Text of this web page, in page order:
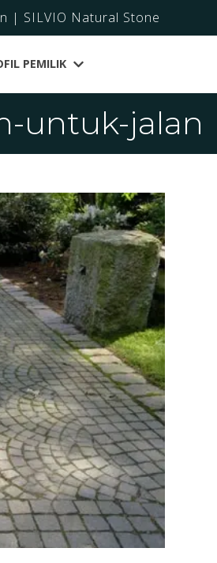
| SILVIO Natural Stone
PEMILIK
untuk-jalan